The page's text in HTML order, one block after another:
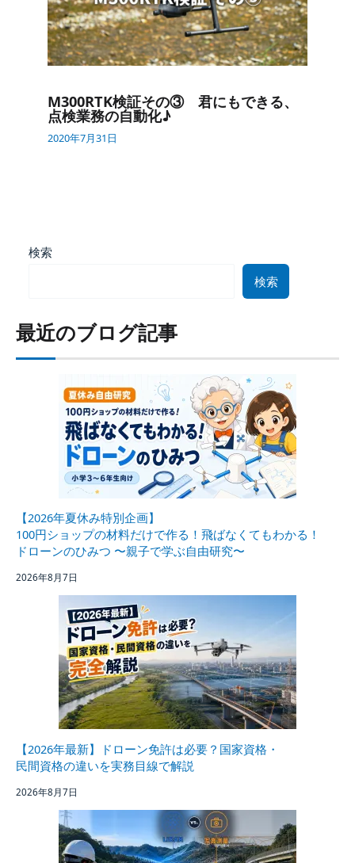
M300RTK検証​その​③ 君にも​できる、​
点検業務の​自動化♪
2020年7月31日
検索
検索
最近のブログ記事
【2026年夏休み特別企画】
100円ショップの材料だけで作る！飛ばなくてもわかる！
ドローンのひみつ 〜親子で学ぶ自由研究〜
2026年8月7日
【2026年最新】ドローン免許は必要？国家資格・
民間資格の違いを実務目線で解説
2026年8月7日